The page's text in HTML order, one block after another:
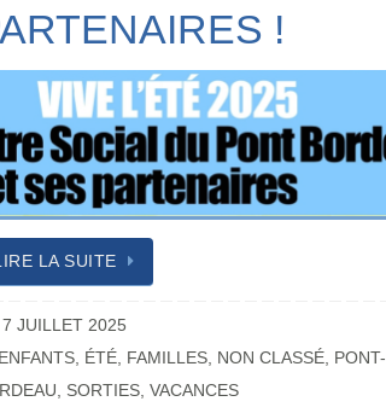
!
LA SUITE
7 JUILLET 2025
ENFANTS, ÉTÉ, FAMILLES, NON CLASSÉ, PONT-
, SORTIES,VACANCES